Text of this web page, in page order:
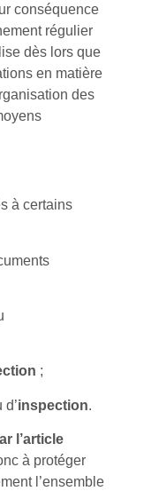
conséquence
régulier
dès lors que
en matière
des
à certains
;
inspection.
l’article
à protéger
l’ensemble